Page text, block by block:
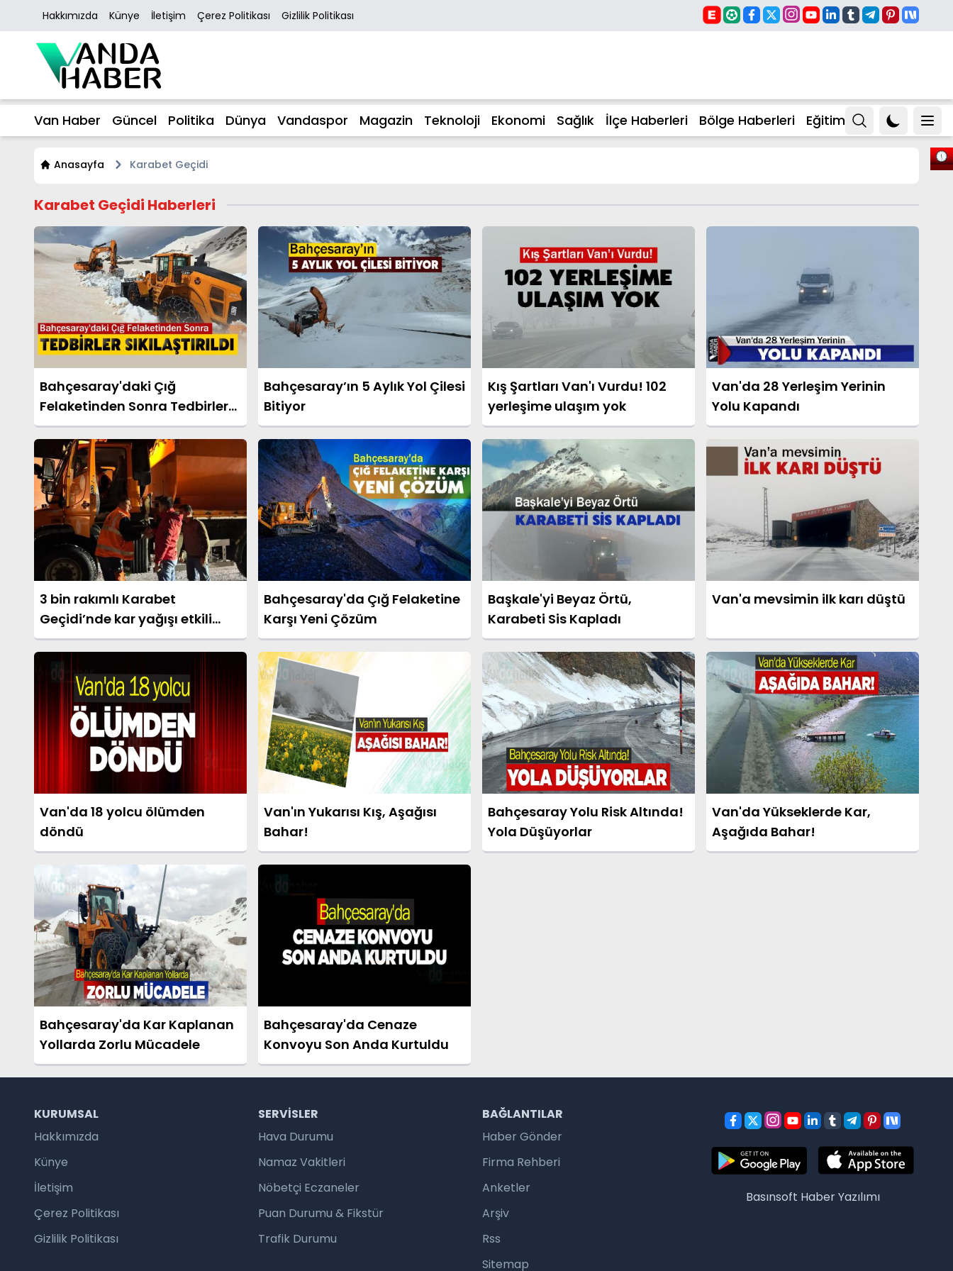
Hakkımızda Künye İletişim Çerez Politikası Gizlilik Politikası
Van Haber Güncel Politika Dünya Vandaspor Magazin Teknoloji Ekonomi Sağlık İlçe Haberleri Bölge Haberleri Eğitim
Anasayfa Karabet Geçidi
Karabet Geçidi Haberleri
Bahçesaray'daki Çığ
Felaketinden Sonra Tedbirler
Sıkılaştırıldı
Bahçesaray’ın 5 Aylık Yol Çilesi
Bitiyor
Kış Şartları Van'ı Vurdu! 102
yerleşime ulaşım yok
Van'da 28 Yerleşim Yerinin
Yolu Kapandı
3 bin rakımlı Karabet
Geçidi’nde kar yağışı etkili
oldu
Bahçesaray'da Çığ Felaketine
Karşı Yeni Çözüm
Başkale'yi Beyaz Örtü,
Karabeti Sis Kapladı
Van'a mevsimin ilk karı düştü
Van'da 18 yolcu ölümden
döndü
Van'ın Yukarısı Kış, Aşağısı
Bahar!
Bahçesaray Yolu Risk Altında!
Yola Düşüyorlar
Van'da Yükseklerde Kar,
Aşağıda Bahar!
Bahçesaray'da Kar Kaplanan
Yollarda Zorlu Mücadele
Bahçesaray'da Cenaze
Konvoyu Son Anda Kurtuldu
KURUMSAL
Hakkımızda
Künye
İletişim
Çerez Politikası
Gizlilik Politikası
SERVISLER
Hava Durumu
Namaz Vakitleri
Nöbetçi Eczaneler
Puan Durumu & Fikstür
Trafik Durumu
BAĞLANTILAR
Haber Gönder
Firma Rehberi
Anketler
Arşiv
Rss
Sitemap
Basınsoft Haber Yazılımı